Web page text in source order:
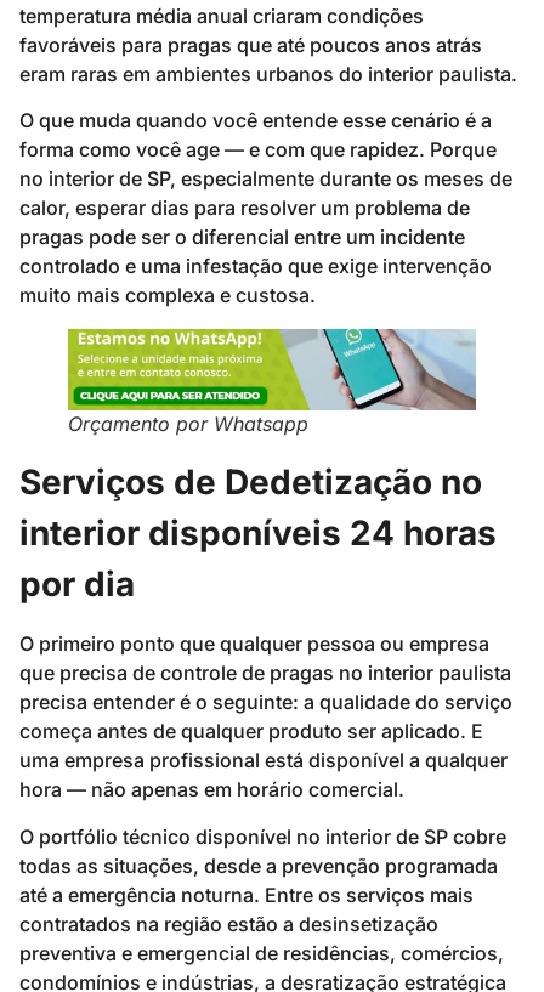
temperatura média anual criaram condições
favoráveis para pragas que até poucos anos atrás
eram raras em ambientes urbanos do interior paulista.
O que muda quando você entende esse cenário é a
forma como você age — e com que rapidez. Porque
no interior de SP, especialmente durante os meses de
calor, esperar dias para resolver um problema de
pragas pode ser o diferencial entre um incidente
controlado e uma infestação que exige intervenção
muito mais complexa e custosa.
Orçamento por Whatsapp
Serviços de Dedetização no
interior disponíveis 24 horas
por dia
O primeiro ponto que qualquer pessoa ou empresa
que precisa de controle de pragas no interior paulista
precisa entender é o seguinte: a qualidade do serviço
começa antes de qualquer produto ser aplicado. E
uma empresa profissional está disponível a qualquer
hora — não apenas em horário comercial.
O portfólio técnico disponível no interior de SP cobre
todas as situações, desde a prevenção programada
até a emergência noturna. Entre os serviços mais
contratados na região estão a desinsetização
preventiva e emergencial de residências, comércios,
condomínios e indústrias, a desratização estratégica